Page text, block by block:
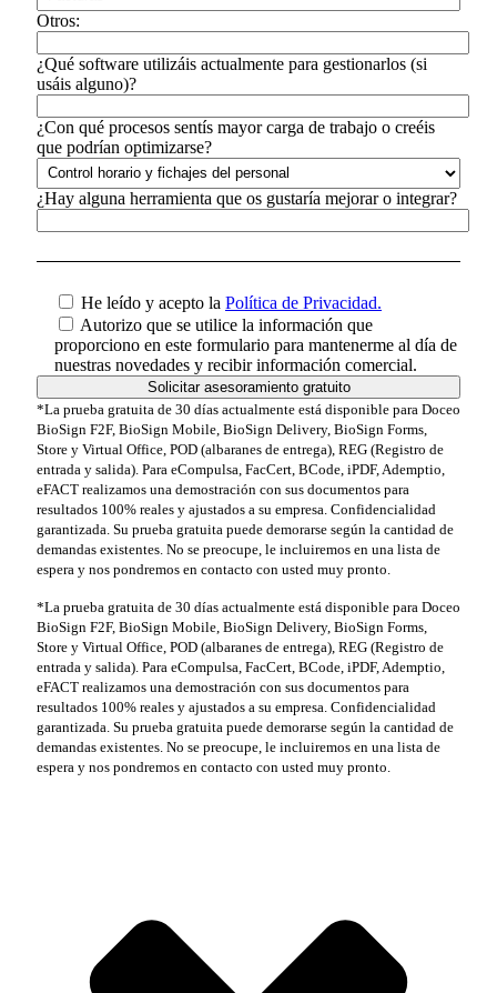
Otros:
¿Qué software utilizáis actualmente para gestionarlos (si
usáis alguno)?
¿Con qué procesos sentís mayor carga de trabajo o creéis
que podrían optimizarse?
¿Hay alguna herramienta que os gustaría mejorar o integrar?
He leído y acepto la Política de Privacidad.
Autorizo que se utilice la información que
proporciono en este formulario para mantenerme al día de
nuestras novedades y recibir información comercial.
*La prueba gratuita de 30 días actualmente está disponible para Doceo
BioSign F2F, BioSign Mobile, BioSign Delivery, BioSign Forms,
Store y Virtual Office, POD (albaranes de entrega), REG (Registro de
entrada y salida). Para eCompulsa, FacCert, BCode, iPDF, Ademptio,
eFACT realizamos una demostración con sus documentos para
resultados 100% reales y ajustados a su empresa. Confidencialidad
garantizada. Su prueba gratuita puede demorarse según la cantidad de
demandas existentes. No se preocupe, le incluiremos en una lista de
espera y nos pondremos en contacto con usted muy pronto.
*La prueba gratuita de 30 días actualmente está disponible para Doceo
BioSign F2F, BioSign Mobile, BioSign Delivery, BioSign Forms,
Store y Virtual Office, POD (albaranes de entrega), REG (Registro de
entrada y salida). Para eCompulsa, FacCert, BCode, iPDF, Ademptio,
eFACT realizamos una demostración con sus documentos para
resultados 100% reales y ajustados a su empresa. Confidencialidad
garantizada. Su prueba gratuita puede demorarse según la cantidad de
demandas existentes. No se preocupe, le incluiremos en una lista de
espera y nos pondremos en contacto con usted muy pronto.